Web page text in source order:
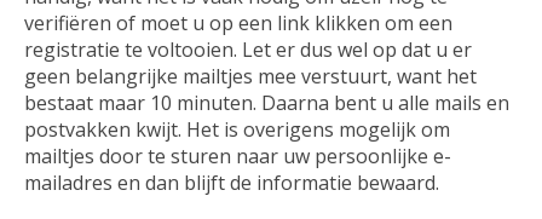
verifiëren of moet u op een link klikken om een
registratie te voltooien. Let er dus wel op dat u er
geen belangrijke mailtjes mee verstuurt, want het
bestaat maar 10 minuten. Daarna bent u alle mails en
postvakken kwijt. Het is overigens mogelijk om
mailtjes door te sturen naar uw persoonlijke e-
mailadres en dan blijft de informatie bewaard.